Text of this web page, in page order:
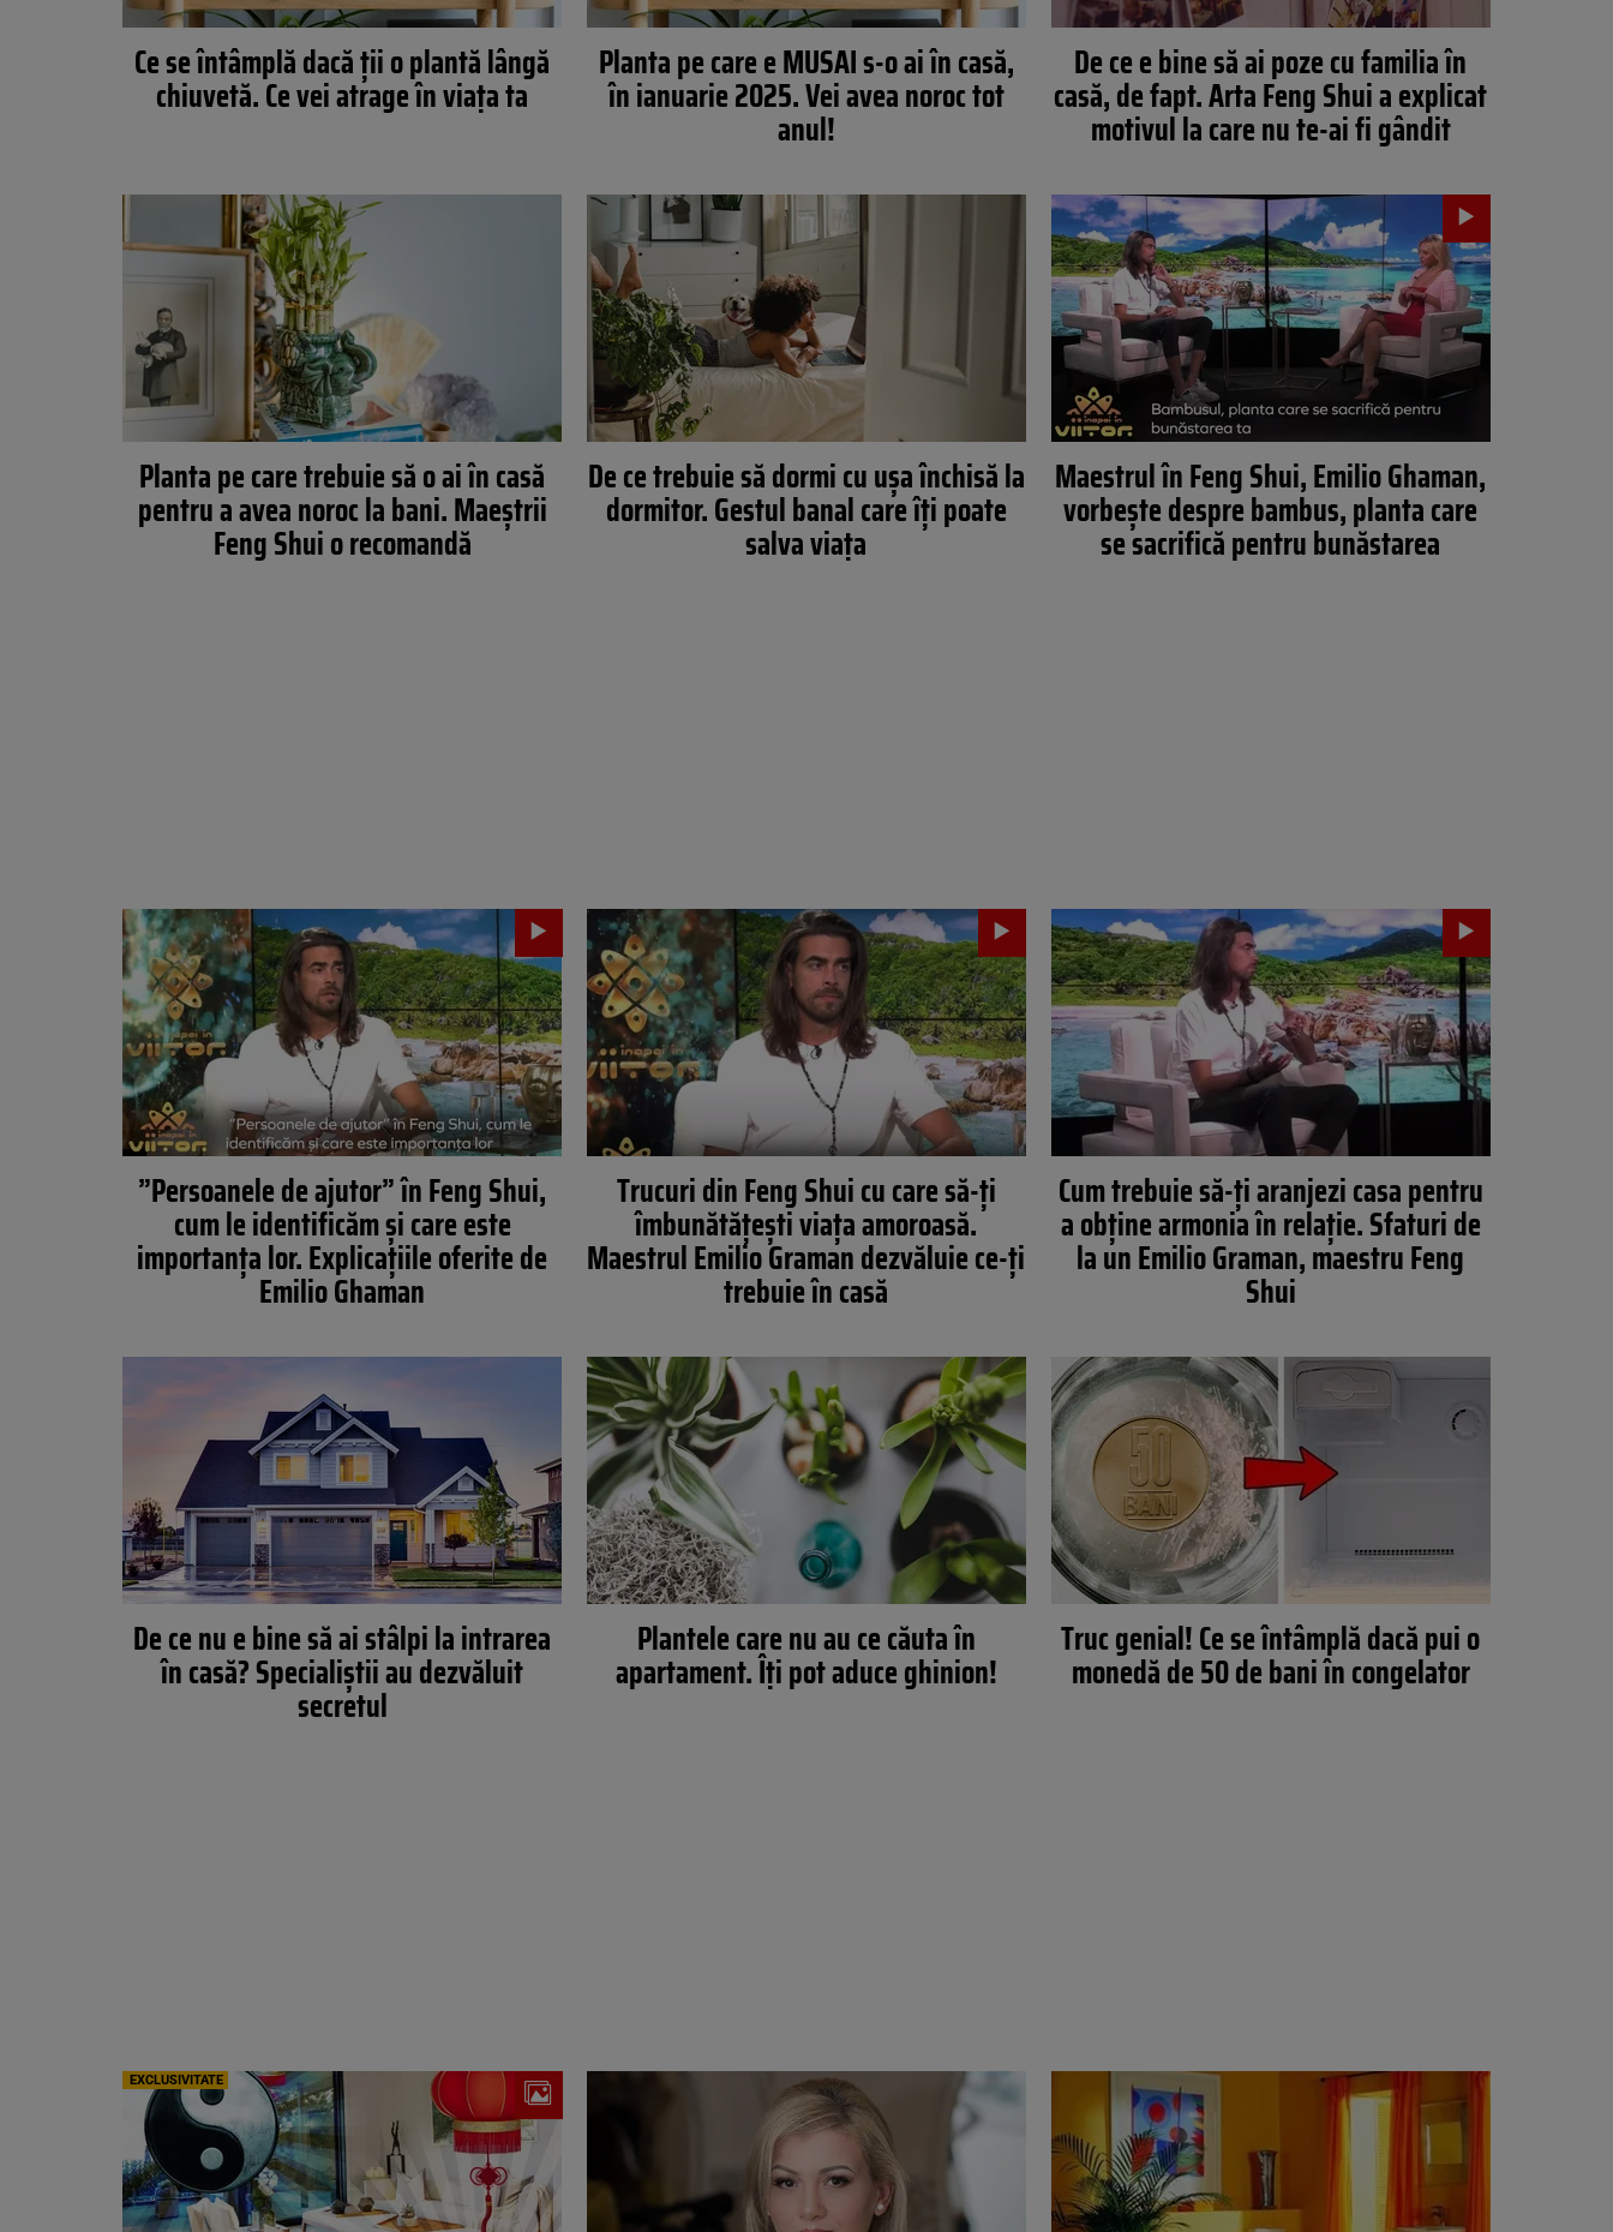
Ce se întâmplă dacă ții o plantă lângă
chiuvetă. Ce vei atrage în viața ta
Planta pe care e MUSAI s-o ai în casă,
în ianuarie 2025. Vei avea noroc tot
anul!
De ce e bine să ai poze cu familia în
casă, de fapt. Arta Feng Shui a explicat
motivul la care nu te-ai fi gândit
Planta pe care trebuie să o ai în casă
pentru a avea noroc la bani. Maeștrii
Feng Shui o recomandă
De ce trebuie să dormi cu ușa închisă la
dormitor. Gestul banal care îți poate
salva viața
Maestrul în Feng Shui, Emilio Ghaman,
vorbește despre bambus, planta care
se sacrifică pentru bunăstarea
”Persoanele de ajutor” în Feng Shui,
cum le identificăm și care este
importanța lor. Explicațiile oferite de
Emilio Ghaman
Trucuri din Feng Shui cu care să-ți
îmbunătățești viața amoroasă.
Maestrul Emilio Graman dezvăluie ce-ți
trebuie în casă
Cum trebuie să-ți aranjezi casa pentru
a obține armonia în relație. Sfaturi de
la un Emilio Graman, maestru Feng
Shui
De ce nu e bine să ai stâlpi la intrarea
în casă? Specialiştii au dezvăluit
secretul
Plantele care nu au ce căuta în
apartament. Îți pot aduce ghinion!
Truc genial! Ce se întâmplă dacă pui o
monedă de 50 de bani în congelator
EXCLUSIVITATE